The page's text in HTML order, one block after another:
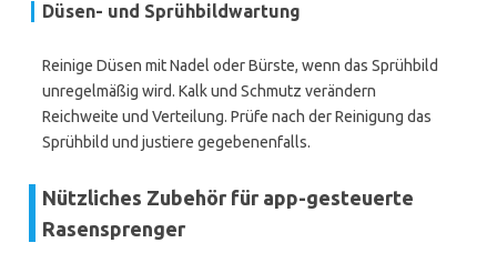
Düsen- und Sprühbildwartung
Reinige Düsen mit Nadel oder Bürste, wenn das Sprühbild
unregelmäßig wird. Kalk und Schmutz verändern
Reichweite und Verteilung. Prüfe nach der Reinigung das
Sprühbild und justiere gegebenenfalls.
Nützliches Zubehör für app-gesteuerte
Rasensprenger